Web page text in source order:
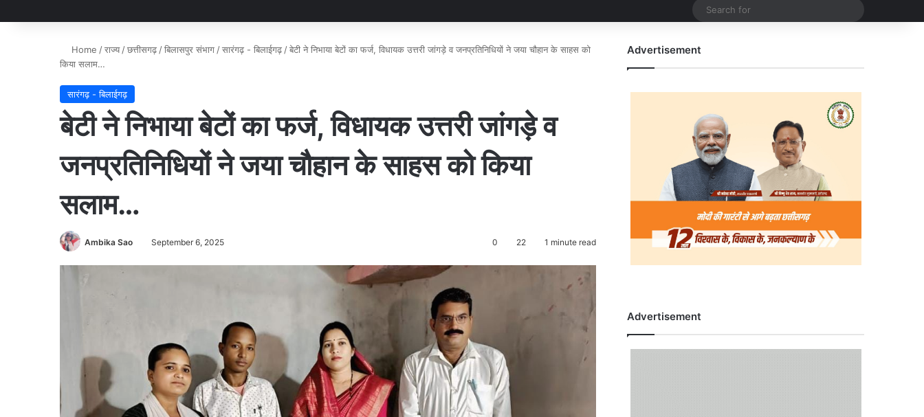
Home /राज्य /छत्तीसगढ़ /बिलासपुर संभाग /सारंगढ़ - बिलाईगढ़ /बेटी ने निभाया बेटों का फर्ज, विधायक उत्तरी जांगड़े व जनप्रतिनिधियों ने जया चौहान के साहस को
किया सलाम…
सारंगढ़ - बिलाईगढ़
बेटी ने निभाया बेटों का फर्ज, विधायक उत्तरी जांगड़े व
जनप्रतिनिधियों ने जया चौहान के साहस को किया
सलाम…
Ambika Sao September 6, 2025 0 22 1 minute read
Advertisement
Advertisement